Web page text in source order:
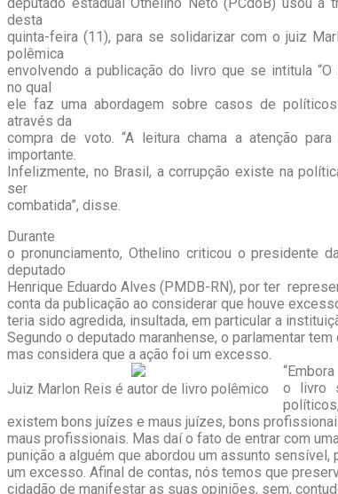
desta
quinta-feira (11), para se solidarizar com o juiz
polêmica
envolvendo a publicação do livro que se intitula “O
no qual
ele faz uma abordagem sobre casos de
através da
compra de voto. “A leitura chama a atenção
importante.
Infelizmente, no Brasil, a corrupção existe na
ser
combatida”, disse.
Durante
o pronunciamento, Othelino criticou o presidente
deputado
Henrique Eduardo Alves (PMDB-RN), por ter
conta da publicação ao considerar que houve
teria sido agredida, insultada, em particular a
Segundo o deputado maranhense, o parlamentar
mas considera que a ação foi um excesso.
Juiz Marlon Reis é autor de livro polêmico
“Embora
o livro
existem bons juízes e maus juízes, bons
maus profissionais. Mas daí o fato de entrar com
punição a alguém que abordou um assunto
um excesso. Afinal de contas, nós temos que
cidadão de manifestar as suas opiniões, sem,